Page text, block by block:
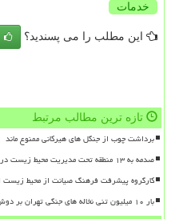
خدمات
این مطلب را می پسندید؟
تازه ترین مطالب مرتبط
برداشت چوب از جنگل های هیرکانی ممنوع ماند
صدمه به ۱۳ منطقه تحت مدیریت محیط زیست در جنگ
کارگروه پیشرفت فرهنگ صیانت از محیط زیست
بار ۱۰ میلیون تنی نخاله های جنگی تهران بر دوش شهرداری!